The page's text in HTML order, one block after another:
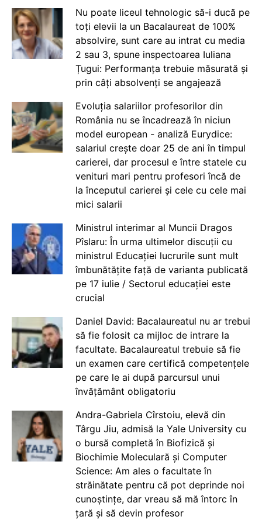
Nu poate liceul tehnologic să-i ducă pe
toți elevii la un Bacalaureat de 100%
absolvire, sunt care au intrat cu media
2 sau 3, spune inspectoarea Iuliana
Țugui: Performanța trebuie măsurată și
prin câți absolvenți se angajează
Evoluția salariilor profesorilor din
România nu se încadrează în niciun
model european - analiză Eurydice:
salariul crește doar 25 de ani în timpul
carierei, dar procesul e între statele cu
venituri mari pentru profesori încă de
la începutul carierei și cele cu cele mai
mici salarii
Ministrul interimar al Muncii Dragos
Pîslaru: În urma ultimelor discuții cu
ministrul Educației lucrurile sunt mult
îmbunătățite față de varianta publicată
pe 17 iulie / Sectorul educației este
crucial
Daniel David: Bacalaureatul nu ar trebui
să fie folosit ca mijloc de intrare la
facultate. Bacalaureatul trebuie să fie
un examen care certifică competențele
pe care le ai după parcursul unui
învățământ obligatoriu
Andra-Gabriela Cîrstoiu, elevă din
Târgu Jiu, admisă la Yale University cu
o bursă completă în Biofizică și
Biochimie Moleculară și Computer
Science: Am ales o facultate în
străinătate pentru că pot deprinde noi
cunoștințe, dar vreau să mă întorc în
țară și să devin profesor